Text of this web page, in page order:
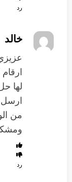
رد
خالد
لها
ارسل
من
رد